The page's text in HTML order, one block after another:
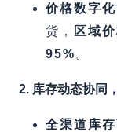
价格数字
货，​
区域
95%​ 。
2. 库存动态协同
全渠道库